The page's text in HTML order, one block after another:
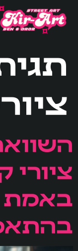
לתוכן
ציורי
באמת